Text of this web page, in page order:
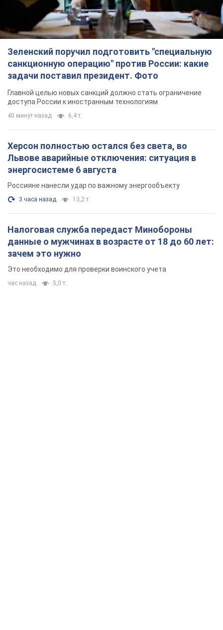
Зеленский поручил подготовить "специальную
санкционную операцию" против России: какие
задачи поставил президент. Фото
Главной целью новых санкций должно стать ограничение
доступа России к иностранным технологиям
40 минут назад 6,4 т.
Херсон полностью остался без света, во
Львове аварийные отключения: ситуация в
энергосистеме 6 августа
Россияне нанесли удар по важному энергообъекту
3 часа назад 13,2 т.
Налоговая служба передаст Минобороны
данные о мужчинах в возрасте от 18 до 60 лет:
зачем это нужно
Это необходимо для проверки воинского учета
час назад 5,0 т.